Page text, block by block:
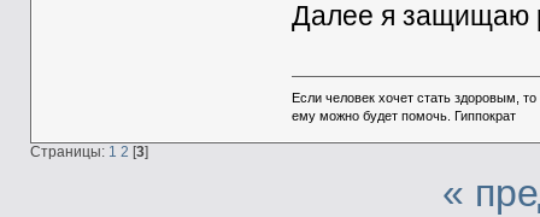
Далее я защищаю
Если человек хочет стать здоровым,
ему можно будет помочь. Гиппократ
Страницы: 1 2 [3]
«